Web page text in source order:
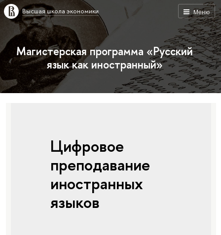
Меню
Высшая школа экономики
Магистерская программа «Русский
язык как иностранный»
Цифровое
преподавание
иностранных
языков